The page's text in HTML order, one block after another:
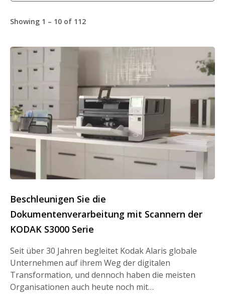
Showing 1 – 10 of 112
Beschleunigen Sie die
Dokumentenverarbeitung mit Scannern der
KODAK S3000 Serie
Seit über 30 Jahren begleitet Kodak Alaris globale
Unternehmen auf ihrem Weg der digitalen
Transformation, und dennoch haben die meisten
Organisationen auch heute noch mit…